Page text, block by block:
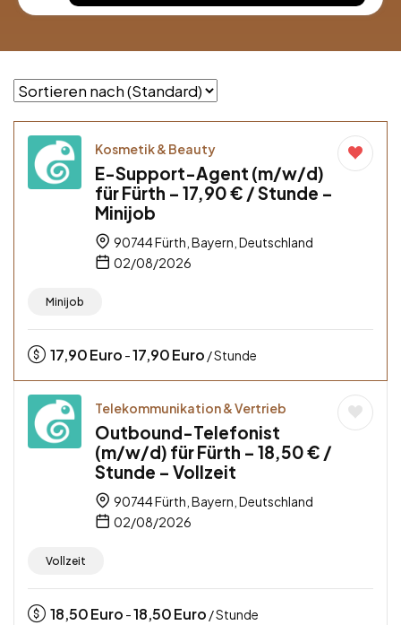
Kosmetik & Beauty
E-Support-Agent (m/w/d)
für Fürth – 17,90 € / Stunde –
Minijob
90744 Fürth, Bayern, Deutschland
02/08/2026
Minijob
17,90Euro -17,90Euro / Stunde
Telekommunikation & Vertrieb
Outbound-Telefonist
(m/w/d) für Fürth – 18,50 € /
Stunde – Vollzeit
90744 Fürth, Bayern, Deutschland
02/08/2026
Vollzeit
18,50Euro -18,50Euro / Stunde